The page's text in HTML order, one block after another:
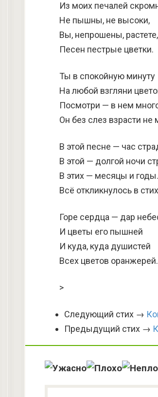
Из моих печалей
Не пышны, не высоки,
Вы, непрошены, растете,
Песен пестрые цветки.
Ты в спокойную минуту
На любой взгляни
Посмотри — в нем
Он без слез взрасти не
В этой песне — час
В этой — долгой ночи
В этих — месяцы и
Всё откликнулось в
Горе сердца — дар
И цветы его пышней
И куда, куда душистей
Всех цветов оранжерей.
>
Следующий стих →
Предыдущий стих →